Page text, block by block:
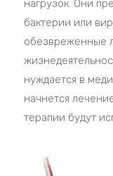
нагрузок. Они
бактерии или
обезвреженные
нуждается в
начнется
терапии будут